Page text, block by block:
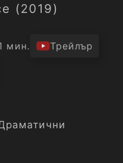
(2019)
мин. Трейлър